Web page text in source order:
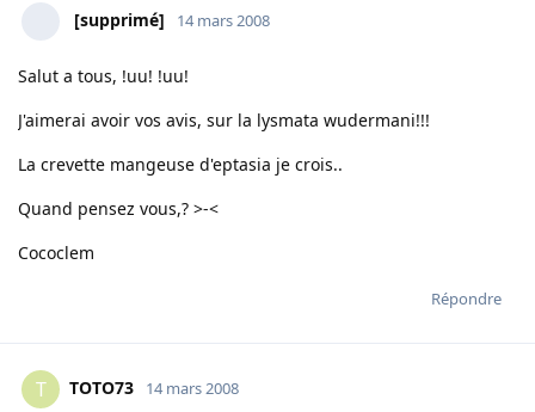
[supprimé] 14 mars 2008
Salut a tous, !uu! !uu!
J'aimerai avoir vos avis, sur la lysmata wudermani!!!
La crevette mangeuse d'eptasia je crois..
Quand pensez vous,? >-<
Cococlem
Répondre
T TOTO73 14 mars 2008